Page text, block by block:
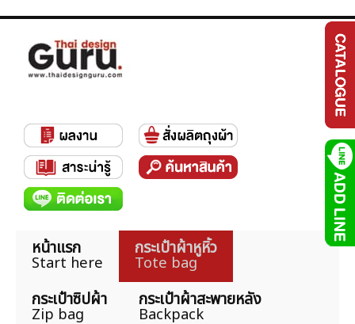
หน้าแรก
Start here
กระเป๋าผ้าหูหิ้ว
Tote bag
กระเป๋าซิปผ้า
Zip bag
กระเป๋าผ้าสะพายหลัง
Backpack